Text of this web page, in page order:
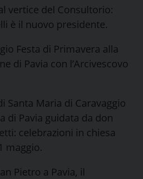
vertice del Consultorio:
è il nuovo presidente.
Festa di Primavera alla
di Pavia con l’Arcivescovo
Santa Maria di Caravaggio
di Pavia guidata da don
celebrazioni in chiesa
maggio.
Pietro a Pavia, il